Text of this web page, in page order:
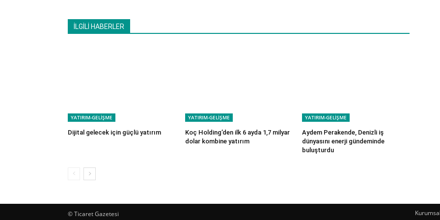
İLGİLİ HABERLER
YATIRIM-GELİŞME
Dijital gelecek için güçlü yatırım
YATIRIM-GELİŞME
Koç Holding’den ilk 6 ayda 1,7 milyar
dolar kombine yatırım
YATIRIM-GELİŞME
Aydem Perakende, Denizli iş
dünyasını enerji gündeminde
buluşturdu
© Ticaret Gazetesi